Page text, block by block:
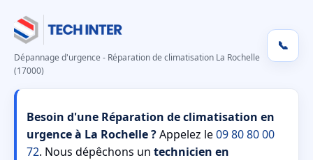
Dépannage d'urgence - Réparation de climatisation La Rochelle
(17000)
📞
Besoin d'une Réparation de climatisation en
urgence à La Rochelle ?Appelez le09 80 80 00
72. Nous dépêchons un technicien en